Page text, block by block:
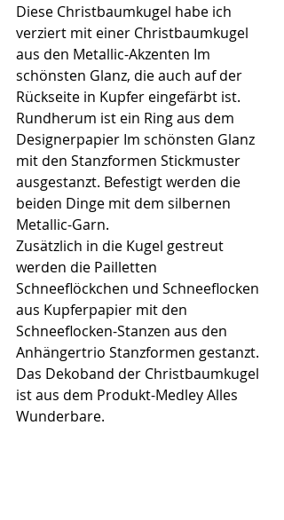
Diese Christbaumkugel habe ich
verziert mit einer Christbaumkugel
aus den Metallic-Akzenten Im
schönsten Glanz, die auch auf der
Rückseite in Kupfer eingefärbt ist.
Rundherum ist ein Ring aus dem
Designerpapier Im schönsten Glanz
mit den Stanzformen Stickmuster
ausgestanzt. Befestigt werden die
beiden Dinge mit dem silbernen
Metallic-Garn.
Zusätzlich in die Kugel gestreut
werden die Pailletten
Schneeflöckchen und Schneeflocken
aus Kupferpapier mit den
Schneeflocken-Stanzen aus den
Anhängertrio Stanzformen gestanzt.
Das Dekoband der Christbaumkugel
ist aus dem Produkt-Medley Alles
Wunderbare.